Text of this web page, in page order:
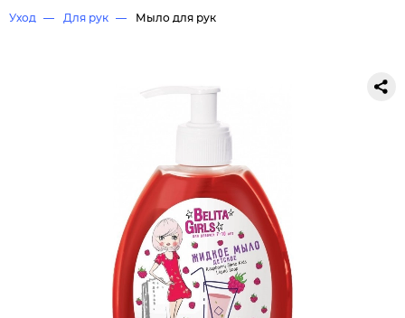
Уход Для рук Мыло для рук